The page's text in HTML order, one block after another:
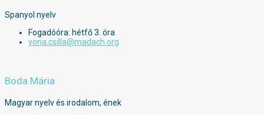
Spanyol nyelv
Fogadóóra: hétfő 3. óra
vona.csilla@madach.org
Boda Mária
Magyar nyelv és irodalom, ének